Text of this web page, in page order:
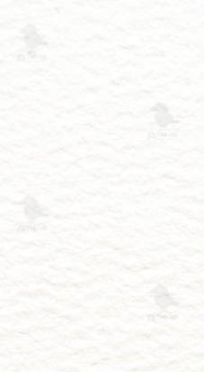
content